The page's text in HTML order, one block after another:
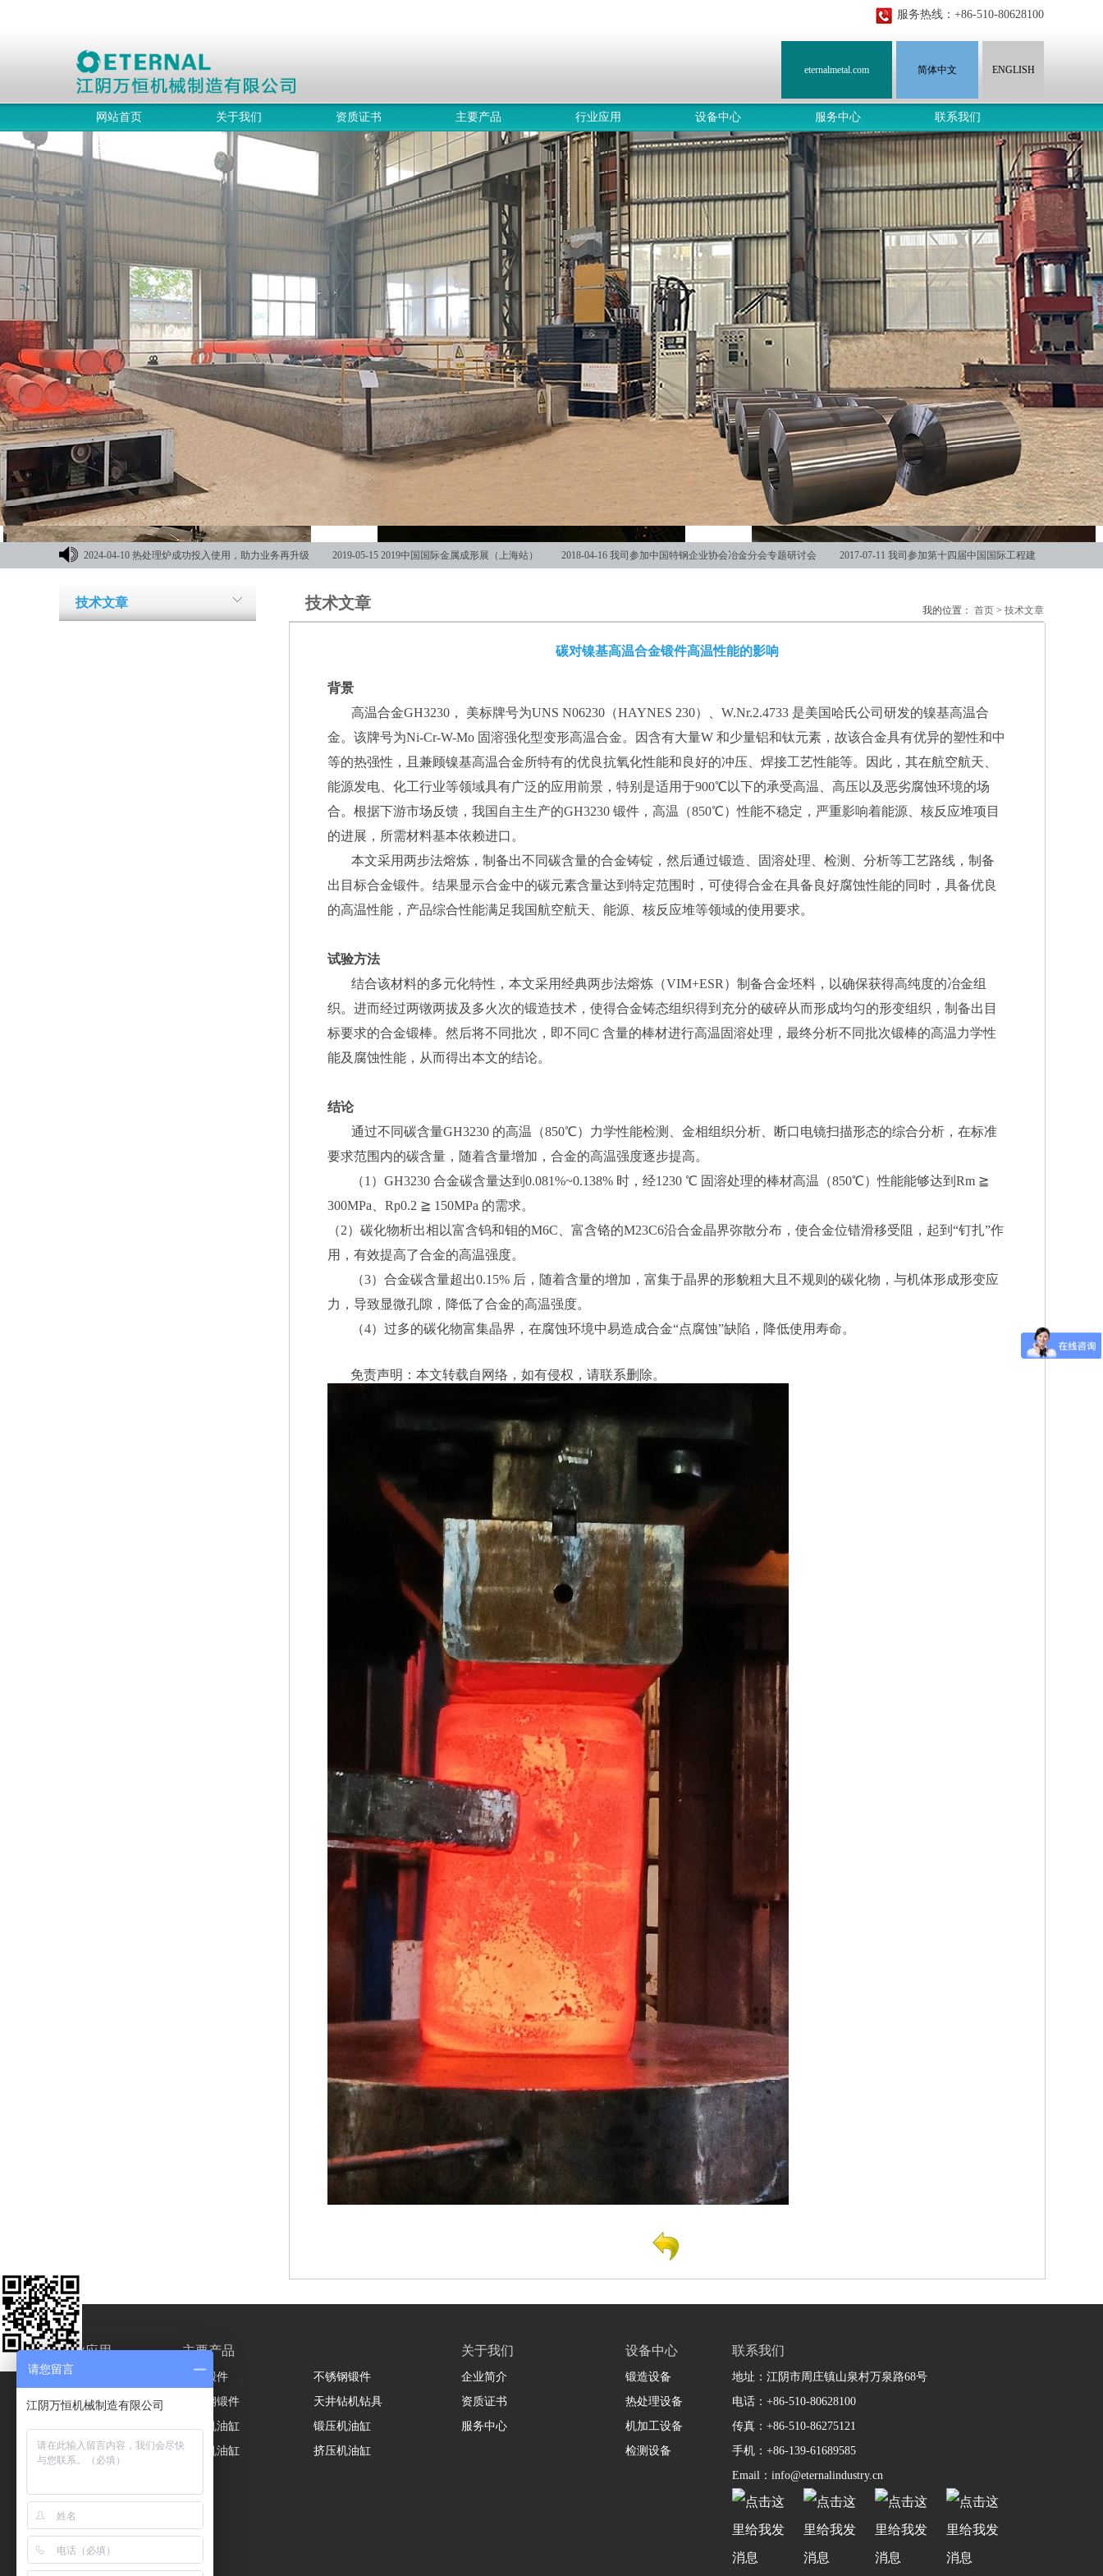
服务热线：+86-510-80628100
eternalmetal.com 简体中文 ENGLISH
网站首页 关于我们 资质证书 主要产品 行业应用 设备中心 服务中心 联系我们
2024-04-10 热处理炉成功投入使用，助力业务再升级 2019-05-15 2019中国国际金属成形展（上海站） 2018-04-16 我司参加中国特钢企业协会冶金分会专题研讨会 2017-07-11 我司参加第十四届中国国际工程建
技术文章 技术文章 我的位置： 首页 > 技术文章
碳对镍基高温合金锻件高温性能的影响
背景
高温合金GH3230， 美标牌号为UNS N06230（HAYNES 230）、W.Nr.2.4733 是美国哈氏公司研发的镍基高温合
金。该牌号为Ni-Cr-W-Mo 固溶强化型变形高温合金。因含有大量W 和少量铝和钛元素，故该合金具有优异的塑性和中
等的热强性，且兼顾镍基高温合金所特有的优良抗氧化性能和良好的冲压、焊接工艺性能等。因此，其在航空航天、
能源发电、化工行业等领域具有广泛的应用前景，特别是适用于900℃以下的承受高温、高压以及恶劣腐蚀环境的场
合。根据下游市场反馈，我国自主生产的GH3230 锻件，高温（850℃）性能不稳定，严重影响着能源、核反应堆项目
的进展，所需材料基本依赖进口。
本文采用两步法熔炼，制备出不同碳含量的合金铸锭，然后通过锻造、固溶处理、检测、分析等工艺路线，制备
出目标合金锻件。结果显示合金中的碳元素含量达到特定范围时，可使得合金在具备良好腐蚀性能的同时，具备优良
的高温性能，产品综合性能满足我国航空航天、能源、核反应堆等领域的使用要求。
试验方法
结合该材料的多元化特性，本文采用经典两步法熔炼（VIM+ESR）制备合金坯料，以确保获得高纯度的冶金组
织。进而经过两镦两拔及多火次的锻造技术，使得合金铸态组织得到充分的破碎从而形成均匀的形变组织，制备出目
标要求的合金锻棒。然后将不同批次，即不同C 含量的棒材进行高温固溶处理，最终分析不同批次锻棒的高温力学性
能及腐蚀性能，从而得出本文的结论。
结论
通过不同碳含量GH3230 的高温（850℃）力学性能检测、金相组织分析、断口电镜扫描形态的综合分析，在标准
要求范围内的碳含量，随着含量增加，合金的高温强度逐步提高。
（1）GH3230 合金碳含量达到0.081%~0.138% 时，经1230 ℃ 固溶处理的棒材高温（850℃）性能能够达到Rm ≧
300MPa、Rp0.2 ≧ 150MPa 的需求。
（2）碳化物析出相以富含钨和钼的M6C 、富含铬的M23C6沿合金晶界弥散分布，使合金位错滑移受阻，起到“钉扎”作
用，有效提高了合金的高温强度。
（3）合金碳含量超出0.15% 后，随着含量的增加，富集于晶界的形貌粗大且不规则的碳化物，与机体形成形变应
力，导致显微孔隙，降低了合金的高温强度。
（4）过多的碳化物富集晶界，在腐蚀环境中易造成合金“点腐蚀”缺陷，降低使用寿命。
免责声明：本文转载自网络，如有侵权，请联系删除。
行业应用
液压油缸
液压机与挤压机
主要产品
轧辊锻件
不锈钢锻件
模具钢锻件
天井钻机钻具
液压机油缸
锻压机油缸
热压机油缸
挤压机油缸
关于我们
企业简介
资质证书
服务中心
设备中心
锻造设备
热处理设备
机加工设备
检测设备
联系我们
地址：江阴市周庄镇山泉村万泉路68号
电话：+86-510-80628100
传真：+86-510-86275121
手机：+86-139-61689585
Email：info@eternalindustry.cn
请您留言
江阴万恒机械制造有限公司